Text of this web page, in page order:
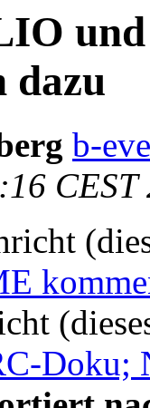
dazu
b-
CEST
Doku;